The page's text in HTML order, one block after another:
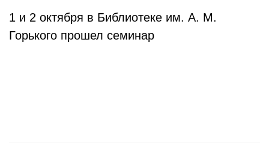
1 и 2 октября в Библиотеке им. А. М.
Горького прошел семинар